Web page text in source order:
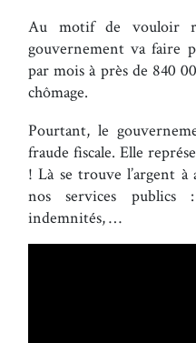
Au motif de vouloir
gouvernement va faire
par mois à près de 840
chômage.
Pourtant, le
fraude fiscale. Elle
! Là se trouve l’argent
nos services publics
indemnités, …